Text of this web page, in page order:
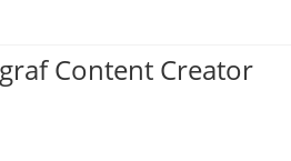
Content Creator